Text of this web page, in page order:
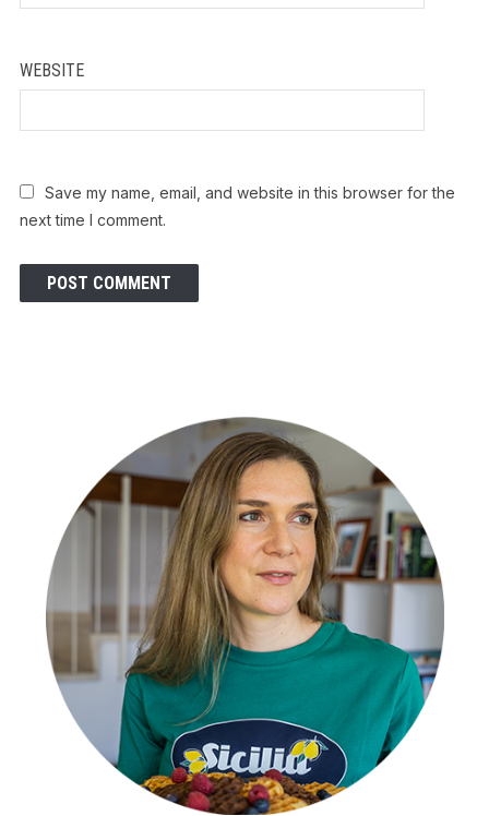
WEBSITE
Save my name, email, and website in this browser for the
next time I comment.